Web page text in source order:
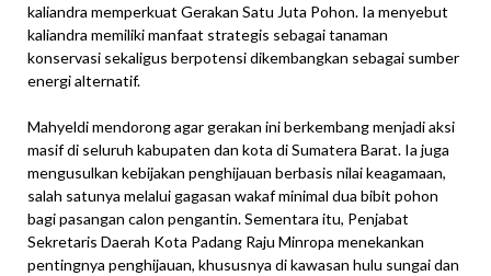
kaliandra memperkuat Gerakan Satu Juta Pohon. Ia menyebut
kaliandra memiliki manfaat strategis sebagai tanaman
konservasi sekaligus berpotensi dikembangkan sebagai sumber
energi alternatif.
Mahyeldi mendorong agar gerakan ini berkembang menjadi aksi
masif di seluruh kabupaten dan kota di Sumatera Barat. Ia juga
mengusulkan kebijakan penghijauan berbasis nilai keagamaan,
salah satunya melalui gagasan wakaf minimal dua bibit pohon
bagi pasangan calon pengantin. Sementara itu, Penjabat
Sekretaris Daerah Kota Padang Raju Minropa menekankan
pentingnya penghijauan, khususnya di kawasan hulu sungai dan